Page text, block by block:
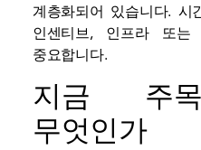
계층화되어 있습니다. 시
인센티브, 인프라 또는
중요합니다.
지금 주
무엇인가